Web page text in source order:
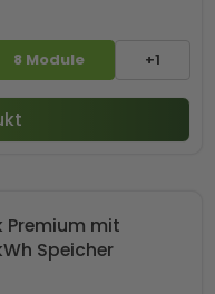
8 Module +1
Premium mit
Speicher